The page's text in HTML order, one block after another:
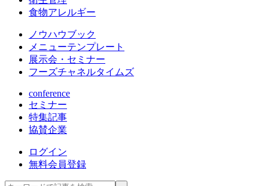
食物アレルギー
ノウハウブック
メニューテンプレート
展示会・セミナー
フーズチャネルタイムズ
conference
セミナー
特集記事
協賛企業
ログイン
無料会員登録